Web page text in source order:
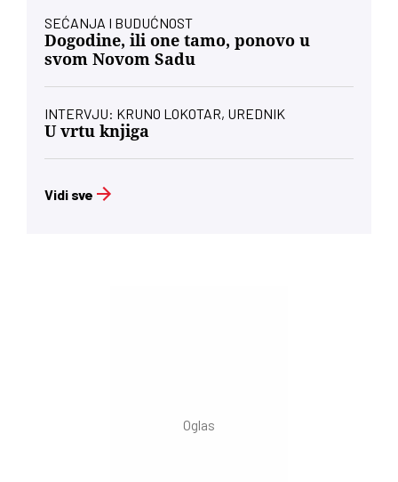
SEĆANJA I BUDUĆNOST
Dogodine, ili one tamo, ponovo u
svom Novom Sadu
INTERVJU: KRUNO LOKOTAR, UREDNIK
U vrtu knjiga
Vidi sve